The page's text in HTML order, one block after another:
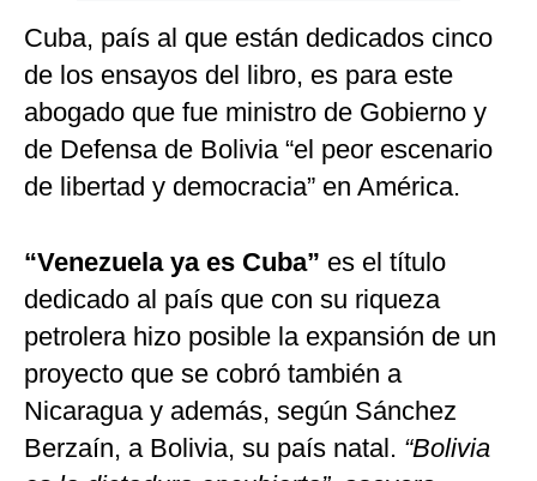
Cuba, país al que están dedicados cinco
de los ensayos del libro, es para este
abogado que fue ministro de Gobierno y
de Defensa de Bolivia “el peor escenario
de libertad y democracia” en América.
“Venezuela ya es Cuba” es el título
dedicado al país que con su riqueza
petrolera hizo posible la expansión de un
proyecto que se cobró también a
Nicaragua y además, según Sánchez
Berzaín, a Bolivia, su país natal. “Bolivia